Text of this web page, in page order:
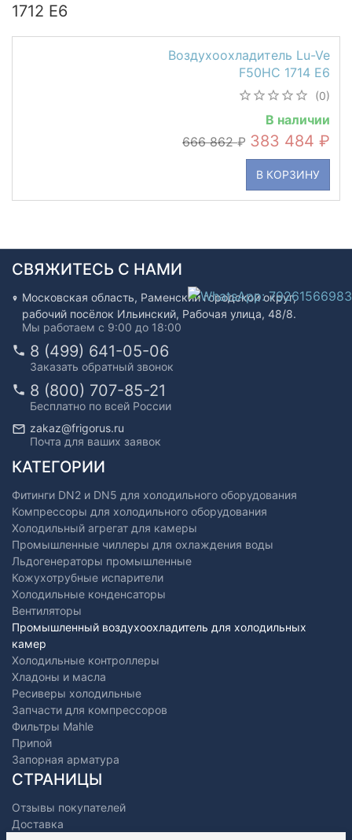
1712 E6
Воздухоохладитель Lu-Ve
F50HC 1714 E6
(0)
В наличии
666 862
383 484
В КОРЗИНУ
СВЯЖИТЕСЬ С НАМИ
Московская область, Раменский городской округ,
рабочий посёлок Ильинский, Рабочая улица, 48/8.
Мы работаем с 9:00 до 18:00
8 (499) 641-05-06
Заказать обратный звонок
8 (800) 707-85-21
Бесплатно по всей России
zakaz@frigorus.ru
Почта для ваших заявок
КАТЕГОРИИ
Фитинги DN2 и DN5 для холодильного оборудования
Компрессоры для холодильного оборудования
Холодильный агрегат для камеры
Промышленные чиллеры для охлаждения воды
Льдогенераторы промышленные
Кожухотрубные испарители
Холодильные конденсаторы
Вентиляторы
Промышленный воздухоохладитель для холодильных
камер
Холодильные контроллеры
Хладоны и масла
Ресиверы холодильные
Запчасти для компрессоров
Фильтры Mahle
Припой
Запорная арматура
СТРАНИЦЫ
Отзывы покупателей
Доставка